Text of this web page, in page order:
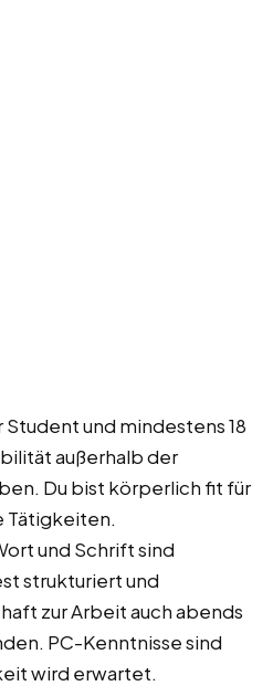
und mindestens 18
außerhalb der
Du bist körperlich fit für
Tätigkeiten.
und Schrift sind
strukturiert und
zur Arbeit auch abends
PC-Kenntnisse sind
wird erwartet.